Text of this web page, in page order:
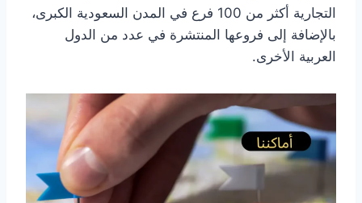
التجارية أكثر من 100 فرع في المدن السعودية الكبرى،
بالإضافة إلى فروعها المنتشرة في عدد من الدول
العربية الأخرى.